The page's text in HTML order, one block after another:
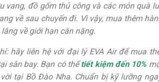
vang, đồ gốm thủ công và các món quà
về sau chuyến đi. Vì vậy, mua thêm
về giới hạn cân nặng.
hãy liên hệ với đại lý EVA Air để mua
sân bay. Bạn có thểtiết kiệm đến 10%
tại Bồ Đào Nha. Chuẩn bị kỹ lưỡng